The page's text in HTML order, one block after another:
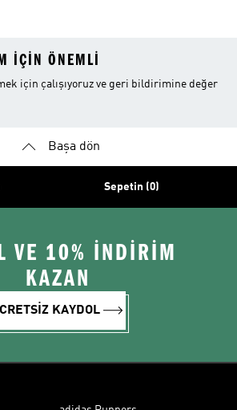
IÇIN ÖNEMLI
için çalışıyoruz ve geri bildirimine değer
Başa dön
Sepetin (0)
VE 10% İNDİRİM
KAZAN
KAYDOL